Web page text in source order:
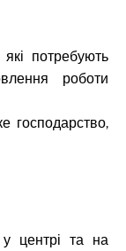
потребують
роботи
господарство,
центрі та на